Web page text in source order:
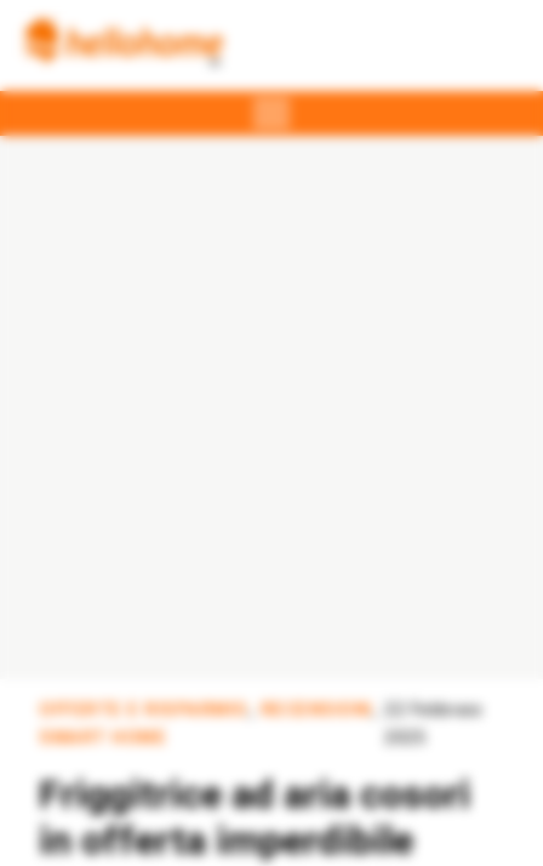
OFFERTE E RISPARMIO RECENSIONI
SMART HOME
Friggitrice ad aria cosori
in offerta imperdibile